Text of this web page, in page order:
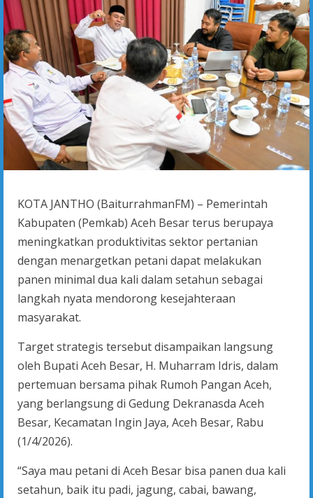
KOTA JANTHO (BaiturrahmanFM) – Pemerintah
Kabupaten (Pemkab) Aceh Besar terus berupaya
meningkatkan produktivitas sektor pertanian
dengan menargetkan petani dapat melakukan
panen minimal dua kali dalam setahun sebagai
langkah nyata mendorong kesejahteraan
masyarakat.
Target strategis tersebut disampaikan langsung
oleh Bupati Aceh Besar, H. Muharram Idris, dalam
pertemuan bersama pihak Rumoh Pangan Aceh,
yang berlangsung di Gedung Dekranasda Aceh
Besar, Kecamatan Ingin Jaya, Aceh Besar, Rabu
(1/4/2026).
“Saya mau petani di Aceh Besar bisa panen dua kali
setahun, baik itu padi, jagung, cabai, bawang,